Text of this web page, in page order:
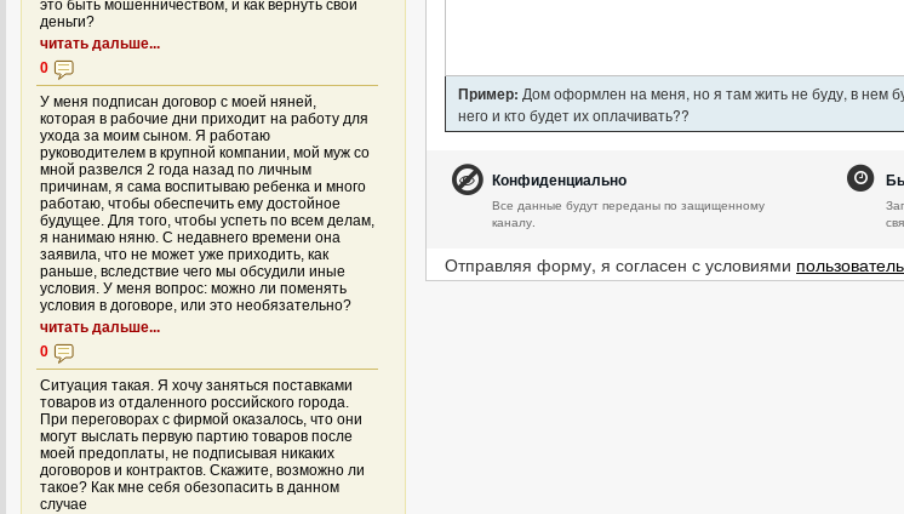
Пример: Дом оформлен на меня, но я там жить не буду, в нем
него и кто будет их оплачивать??
Конфиденциально
Все данные будут переданы по защищенному
каналу.
Отправляя форму, я согласен с условиями
это быть мошенничеством, и как вернуть свои
деньги?
читать дальше...
0
У меня подписан договор с моей няней,
которая в рабочие дни приходит на работу для
ухода за моим сыном. Я работаю
руководителем в крупной компании, мой муж со
мной развелся 2 года назад по личным
причинам, я сама воспитываю ребенка и много
работаю, чтобы обеспечить ему достойное
будущее. Для того, чтобы успеть по всем делам,
я нанимаю няню. С недавнего времени она
заявила, что не может уже приходить, как
раньше, вследствие чего мы обсудили иные
условия. У меня вопрос: можно ли поменять
условия в договоре, или это необязательно?
читать дальше...
0
Ситуация такая. Я хочу заняться поставками
товаров из отдаленного российского города.
При переговорах с фирмой оказалось, что они
могут выслать первую партию товаров после
моей предоплаты, не подписывая никаких
договоров и контрактов. Скажите, возможно ли
такое? Как мне себя обезопасить в данном
случае